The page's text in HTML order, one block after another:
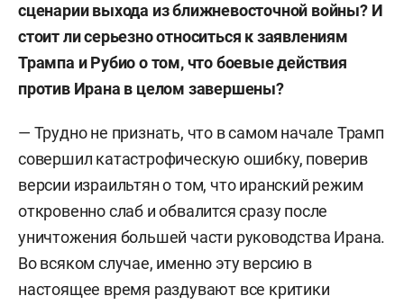
сценарии выхода из ближневосточной войны? И
стоит ли серьезно относиться к заявлениям
Трампа и Рубио о том, что боевые действия
против Ирана в целом завершены?
— Трудно не признать, что в самом начале Трамп
совершил катастрофическую ошибку, поверив
версии израильтян о том, что иранский режим
откровенно слаб и обвалится сразу после
уничтожения большей части руководства Ирана.
Во всяком случае, именно эту версию в
настоящее время раздувают все критики